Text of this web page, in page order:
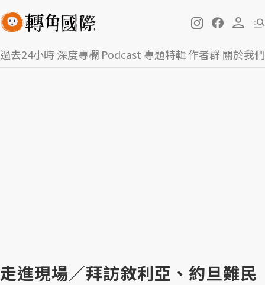
過去24小時深度專欄 Podcast 專題特輯作者群關於我們
走進現場／拜訪敘利亞、約旦難民